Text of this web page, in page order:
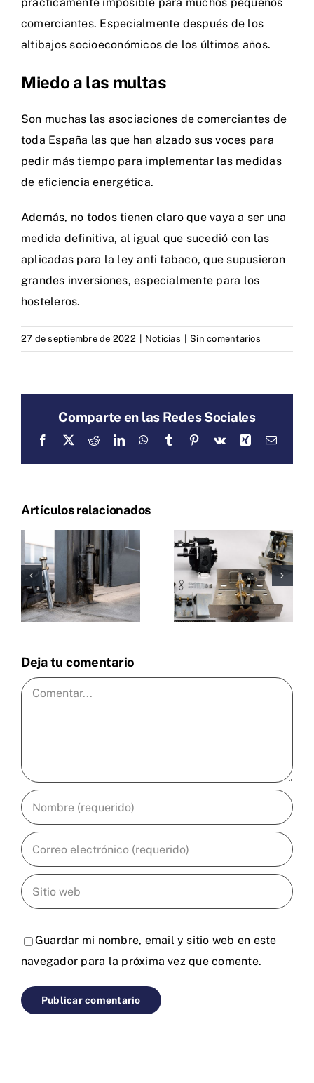
prácticamente imposible para muchos pequeños
comerciantes. Especialmente después de los
altibajos socioeconómicos de los últimos años.
Miedo a las multas
Son muchas las asociaciones de comerciantes de
toda España las que han alzado sus voces para
pedir más tiempo para implementar las medidas
de eficiencia energética.
Además, no todos tienen claro que vaya a ser una
medida definitiva, al igual que sucedió con las
aplicadas para la ley anti tabaco, que supusieron
grandes inversiones, especialmente para los
hosteleros.
27 de septiembre de 2022 Noticias Sin comentarios
Comparte en las Redes Sociales
Facebook
X RedditLinkedInWhatsApp
Tumblr Pinterest
Vk Xing Correo
Artículos relacionados
Deja tu comentario
Comentar
Guardar mi nombre, email y sitio web en este
navegador para la próxima vez que comente.